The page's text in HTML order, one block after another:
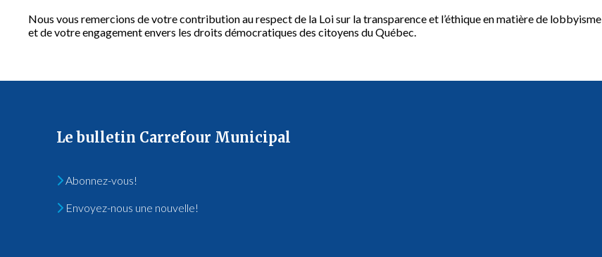
Nous vous remercions de votre contribution au respect de la Loi sur la transparence et l’éthique en matière de lobbyisme
et de votre engagement envers les droits démocratiques des citoyens du Québec.
Le bulletin Carrefour Municipal
Abonnez-vous!
Envoyez-nous une nouvelle!